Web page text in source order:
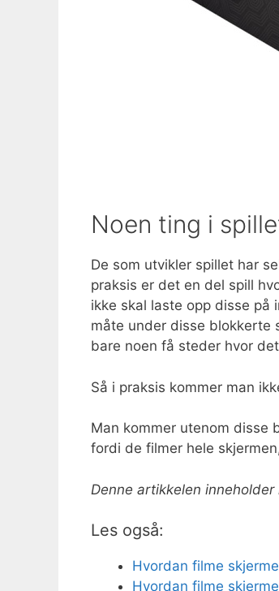
Noen ting i
De som utvikler spillet har
praksis er det en del spill
ikke skal laste opp disse på
måte under disse blokkerte
bare noen få steder hvor
Så i praksis kommer man
Man kommer utenom disse
fordi de filmer hele
Denne artikkelen inneholder
Les også:
Hvordan filme
Hvordan filme